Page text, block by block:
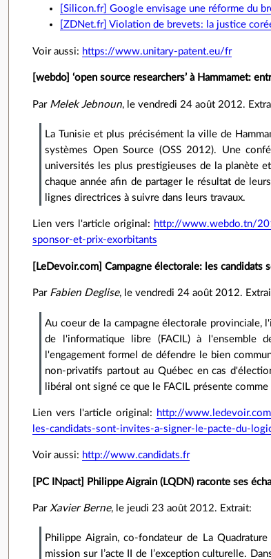
[Silicon.fr] Google envisage une réforme du
[ZDNet.fr] Violation de brevets: la justice
Voir aussi: https://www.unitary-patent.eu/fr
[webdo] ‘open source researchers’ à Hammamet:
Par Melek Jebnoun, le vendredi 24 août 2012.
La Tunisie et plus précisément la ville de
systèmes Open Source (OSS 2012). Une
universités les plus prestigieuses de la planète
chaque année afin de partager le résultat de
lignes directrices à suivre dans leurs travaux.
Lien vers l'article original: http://www.webdo.tn/
sponsor-et-prix-exorbitants
[LeDevoir.com] Campagne électorale: les
Par Fabien Deglise, le vendredi 24 août 2012.
Au coeur de la campagne électorale
de l'informatique libre (FACIL) à l'ensemble
l'engagement formel de défendre le bien
non-privatifs partout au Québec en cas
libéral ont signé ce que le FACIL présente
Lien vers l'article original: http://
les-candidats-sont-invites-a-signer-le-pacte-du-
Voir aussi: http://www.candidats.fr
[PC INpact] Philippe Aigrain (LQDN) raconte ses
Par Xavier Berne, le jeudi 23 août 2012. Extrait:
Philippe Aigrain, co-fondateur de La
mission sur l’acte II de l’exception culturelle.